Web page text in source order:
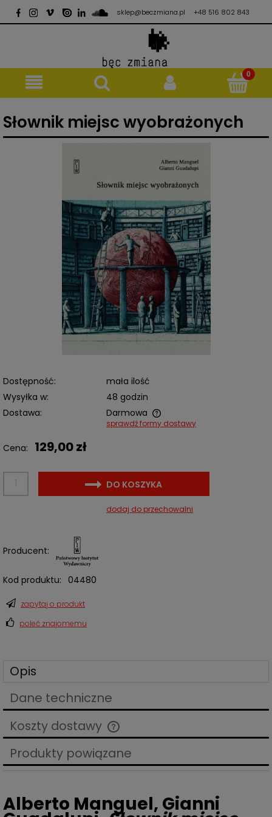
sklep@beczmiana.pl +48 516 802 843
Słownik miejsc wyobrażonych
Dostępność:
mała ilość
Wysyłka w:
48 godzin
Dostawa:
Darmowa
Cena nie zawiera ewentualnych kosztów płatności
sprawdź formy dostawy
Cena: 129,00 zł
DO KOSZYKA
dodaj do przechowalni
Producent:
Kod produktu: 04480
zapytaj o produkt
poleć znajomemu
Opis
Dane techniczne
Koszty dostawy
Cena nie zawiera ewentualnych kosztów płatności
Produkty powiązane
Alberto Manguel, Gianni